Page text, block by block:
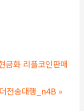
금화 리플코인판매
전송대행_n4B »